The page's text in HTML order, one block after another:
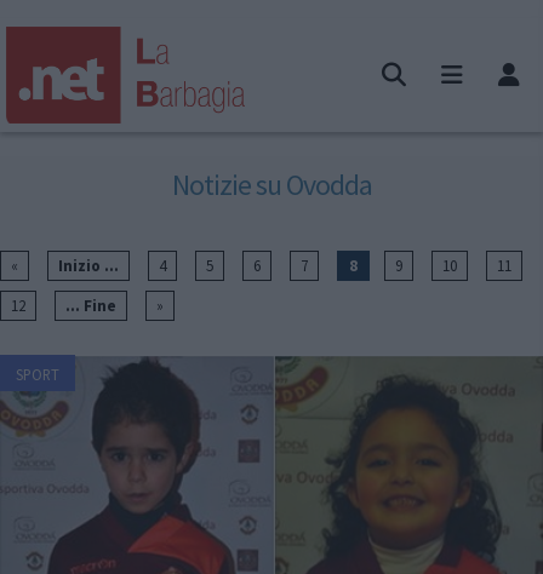
Notizie su Ovodda
« Inizio ... 4 5 6 7 8 9 10
11
12
... Fine »
SPORT